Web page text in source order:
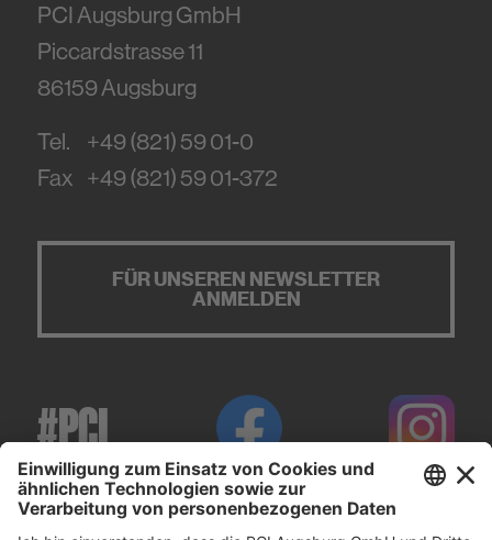
PCI Augsburg GmbH
Piccardstrasse 11
86159Augsburg
Tel.
+49 (821) 59 01-0
Fax +49 (821) 59 01-372
FÜR UNSEREN NEWSLETTER
ANMELDEN
#PCI